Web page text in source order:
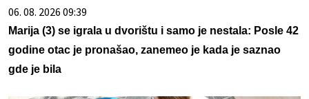
06. 08. 2026 09:39
Marija (3) se igrala u dvorištu i samo je nestala: Posle 42
godine otac je pronašao, zanemeo je kada je saznao
gde je bila